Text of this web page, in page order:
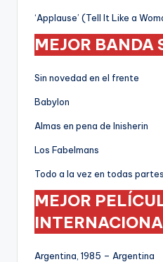
‘Applause’ (Tell It Like a
MEJOR BANDA
Sin novedad en el frente
Babylon
Almas en pena de Inisherin
Los Fabelmans
Todo a la vez en todas partes
MEJOR
Argentina, 1985 – Argentina